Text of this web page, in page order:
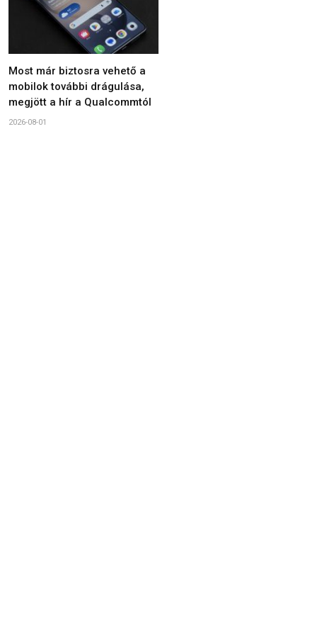
Most már biztosra vehető a
mobilok további drágulása,
megjött a hír a Qualcommtól
2026-08-01